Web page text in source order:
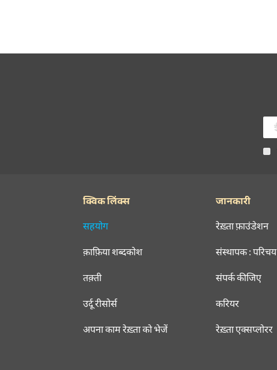
क्विक लिंक्स
सहयोग
क़ाफ़िया शब्दकोश
तक़्ती
उर्दू रीसोर्स
अपना काम रेख़्ता को भेजें
जानकारी
रेख़्ता फ़ाउंडेशन
संस्थापक : परिचय
संपर्क कीजिए
करियर
रेख़्ता एक्सप्लोरर